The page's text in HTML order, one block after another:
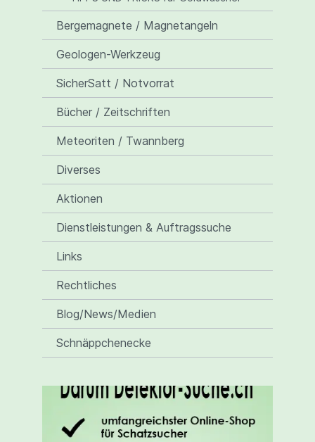
Bergemagnete / Magnetangeln
Geologen-Werkzeug
SicherSatt / Notvorrat
Bücher / Zeitschriften
Meteoriten / Twannberg
Diverses
Aktionen
Dienstleistungen & Auftragssuche
Links
Rechtliches
Blog/News/Medien
Schnäppchenecke